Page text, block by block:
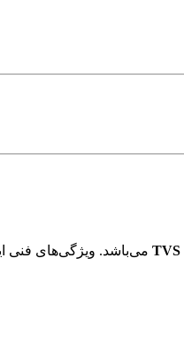
می‌باشد. ویژگی‌های فنی